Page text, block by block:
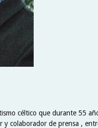
céltico que durante 55
colaborador de prensa ,